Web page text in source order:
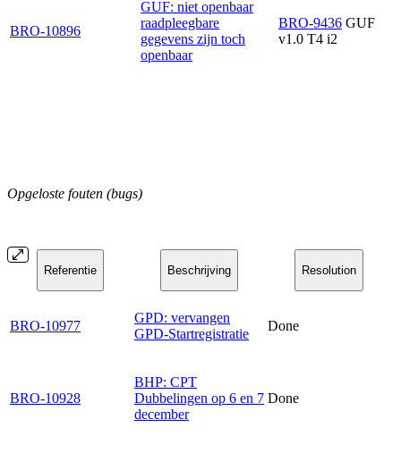
BRO-10896
GUF: niet openbaar
raadpleegbare
gegevens zijn toch
openbaar
BRO-9436 GUF
v1.0 T4 i2
Opgeloste fouten (bugs)
Referentie Beschrijving Resolution
BRO-10977
GPD: vervangen
GPD-Startregistratie
Done
BRO-10928
BHP: CPT
Dubbelingen op 6 en 7
december
Done